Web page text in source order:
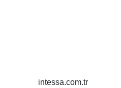
intessa.com.tr